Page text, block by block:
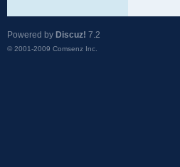
Powered by Discuz! 7.2
© 2001-2009 Comsenz Inc.